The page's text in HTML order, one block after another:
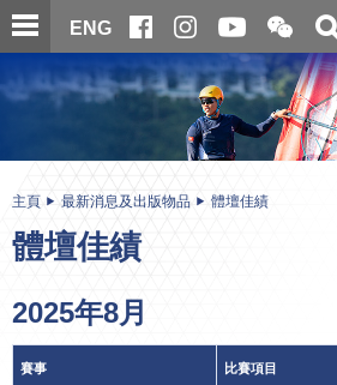
跳
至
內
ENG
開
合
微
信
二
維
碼
内
主頁 最新消息及出版物品 體壇佳績
體壇佳績
2025年8月
賽事 比賽項目